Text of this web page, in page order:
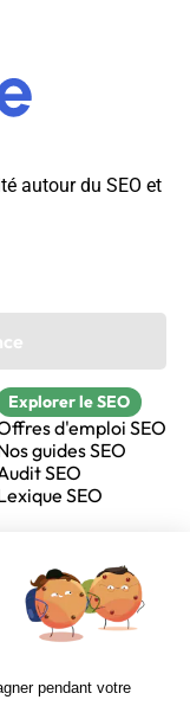
autour du SEO et
Explorer le SEO
d'emploi SEO
guides SEO
SEO
SEO